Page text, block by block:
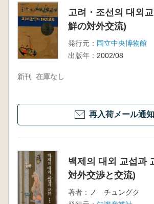
고려・조선의 대외
鮮の対外交流)
発行元： 国立中央博物館
出版年： 2002/08
新刊 在庫なし
再入荷メール通知
백제의 대외 교섭과
対外交渉と交流)
著者： ノ チュングク